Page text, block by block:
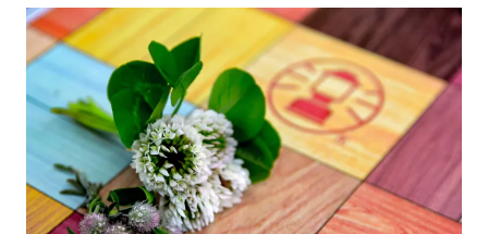
c
e
b
o
o
k
er
e
st
m
bl
r
k
e
dI
n
e
n
a
p
y
Li
n
k